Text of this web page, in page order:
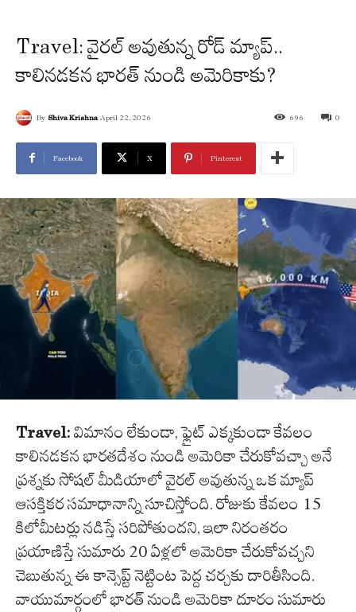
Travel: వైరల్ అవుతున్న రోడ్‌ మ్యాప్..
కాలినడకన భారత్ నుండి అమెరికాకు?
By Shiva Krishna April 22, 2026 0
696
Facebook X Pinterest
Travel: విమానం లేకుండా, ఫ్లైట్ ఎక్కకుండా కేవలం
కాలినడకన భారతదేశం నుండి అమెరికా చేరుకోవచ్చా అనే
ప్రశ్నకు సోషల్ మీడియాలో వైరల్ అవుతున్న ఒక మ్యాప్
ఆసక్తికర సమాధానాన్ని సూచిస్తోంది. రోజుకు కేవలం 15
కిలోమీటర్లు నడిస్తే సరిపోతుందని, ఇలా నిరంతరం
ప్రయాణిస్తే సుమారు 20 ఏళ్లలో అమెరికా చేరుకోవచ్చని
చెబుతున్న ఈ కాన్సెప్ట్ నెట్టింట పెద్ద చర్చకు దారితీసింది.
వాయుమార్గంలో భారత్ నుండి అమెరికా దూరం సుమారు